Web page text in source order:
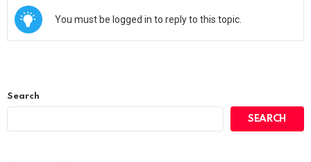
You must be logged in to reply to this topic.
Search
SEARCH